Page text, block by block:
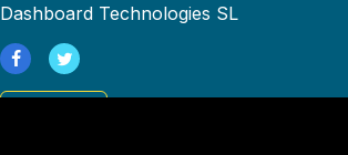
Dashboard Technologies SL